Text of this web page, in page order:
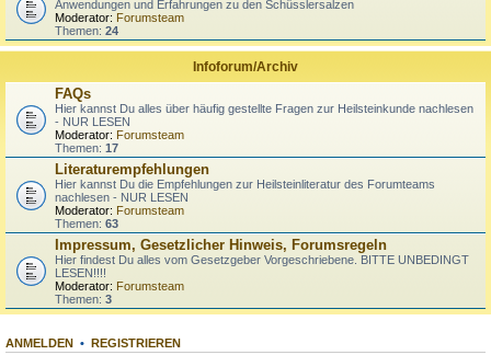
Anwendungen und Erfahrungen zu den Schüsslersalzen
Moderator: Forumsteam
Themen: 24
Infoforum/Archiv
FAQs
Hier kannst Du alles über häufig gestellte Fragen zur Heilsteinkunde nachlesen
- NUR LESEN
Moderator: Forumsteam
Themen: 17
Literaturempfehlungen
Hier kannst Du die Empfehlungen zur Heilsteinliteratur des Forumteams
nachlesen - NUR LESEN
Moderator: Forumsteam
Themen: 63
Impressum, Gesetzlicher Hinweis, Forumsregeln
Hier findest Du alles vom Gesetzgeber Vorgeschriebene. BITTE UNBEDINGT
LESEN!!!!
Moderator: Forumsteam
Themen: 3
ANMELDEN • REGISTRIEREN